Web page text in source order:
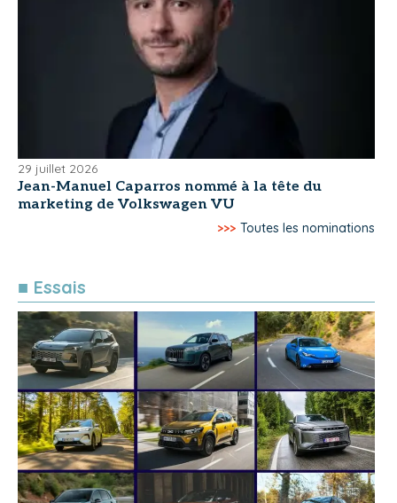
29 juillet 2026
Jean-Manuel Caparros nommé à la tête du
marketing de Volkswagen VU
>>> Toutes les nominations
■ Essais